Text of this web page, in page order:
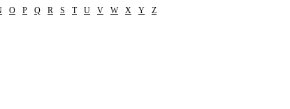
O P Q R S T U V W X Y Z